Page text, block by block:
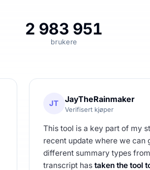
2 983 951
brukere
JT JayTheRainmaker
Verifisert kjøper
This tool is a key part of my
recent update where we can
different summary types
transcript has taken the tool